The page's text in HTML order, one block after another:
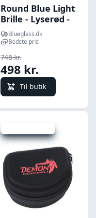
Round Blue Light
Brille - Lyserød -
Premium
Blueglass.dk
Bedste pris
748 kr.
498 kr.
Til butik